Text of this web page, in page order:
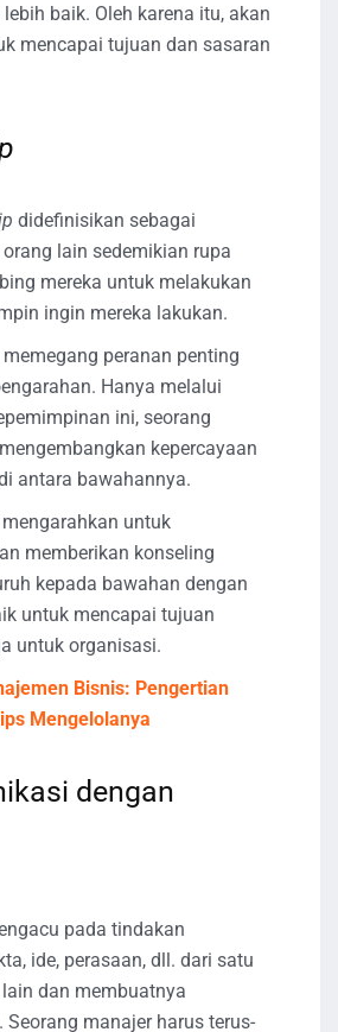
baik. Oleh karena itu, akan
mencapai tujuan dan sasaran
didefinisikan sebagai
lain sedemikian rupa
mereka untuk melakukan
ingin mereka lakukan.
peranan penting
Hanya melalui
ini, seorang
kepercayaan
antara bawahannya.
untuk
memberikan konseling
kepada bawahan dengan
untuk mencapai tujuan
untuk organisasi.
Bisnis: Pengertian
Mengelolanya
dengan
pada tindakan
ide, perasaan, dll. dari satu
dan membuatnya
manajer harus terus-